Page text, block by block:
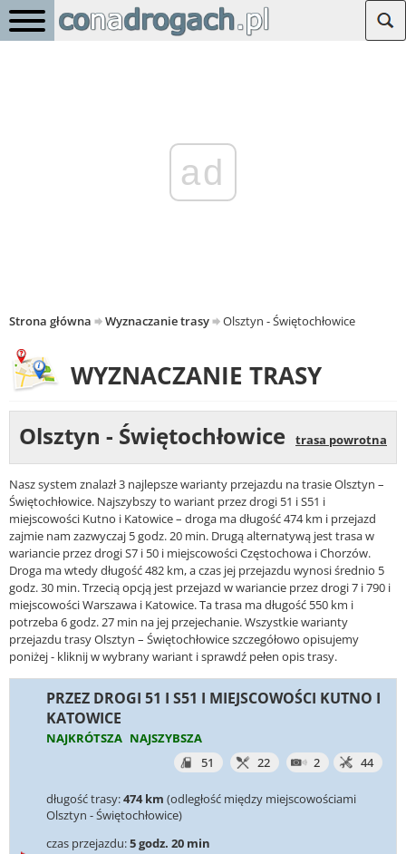
ad
Strona główna Wyznaczanie trasy Olsztyn - Świętochłowice
WYZNACZANIE TRASY
Olsztyn - Świętochłowice trasa powrotna
Nasz system znalazł 3 najlepsze warianty przejazdu na trasie Olsztyn –
Świętochłowice. Najszybszy to wariant przez drogi 51 i S51 i
miejscowości Kutno i Katowice – droga ma długość 474 km i przejazd
zajmie nam zazwyczaj 5 godz. 20 min. Drugą alternatywą jest trasa w
wariancie przez drogi S7 i 50 i miejscowości Częstochowa i Chorzów.
Droga ma wtedy długość 482 km, a czas jej przejazdu wynosi średnio 5
godz. 30 min. Trzecią opcją jest przejazd w wariancie przez drogi 7 i 790 i
miejscowości Warszawa i Katowice. Ta trasa ma długość 550 km i
potrzeba 6 godz. 27 min na jej przejechanie. Wszystkie warianty
przejazdu trasy Olsztyn – Świętochłowice szczegółowo opisujemy
poniżej - kliknij w wybrany wariant i sprawdź pełen opis trasy.
PRZEZ DROGI 51 I S51 I MIEJSCOWOŚCI KUTNO I
KATOWICE
NAJKRÓTSZA NAJSZYBSZA
51
22 2 44
długość trasy:474 km (odległość między miejscowościami
Olsztyn - Świętochłowice)
czas przejazdu:5 godz. 20 min